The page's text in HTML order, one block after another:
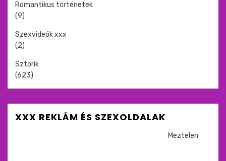
Romantikus történetek
(9)
Szexvideók xxx
(2)
Sztorik
(623)
XXX REKLÁM ÉS SZEXOLDALAK
Meztelen